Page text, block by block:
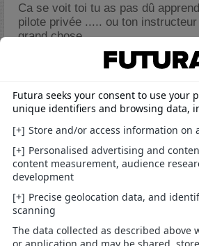
Ca se voit toi tu as pas dû
pilote privée ..... ou ton
grand chose
31/12/2004,21h32
Re : Pilote de ligne??????